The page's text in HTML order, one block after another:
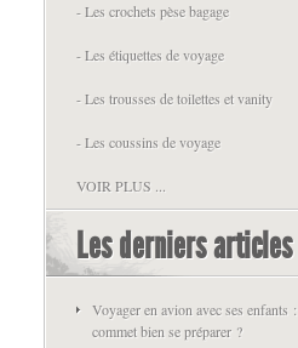
- Les crochets pèse bagage
- Les étiquettes de voyage
- Les trousses de toilettes et vanity
- Les coussins de voyage
VOIR PLUS ...
Les derniers articles
Voyager en avion avec ses enfants :
commet bien se préparer ?